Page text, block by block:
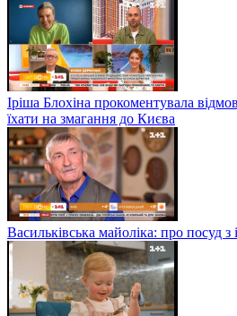
Іріша Блохіна прокоментувала
їхати на змагання до Києва
Васильківська майоліка: про посуд з